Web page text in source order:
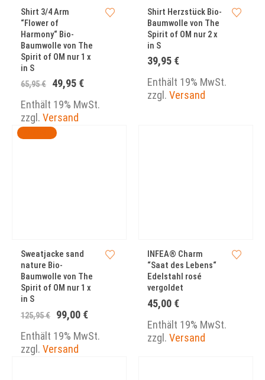
Shirt 3/4 Arm
“Flower of
Harmony“ Bio-
Baumwolle von The
Spirit of OM nur 1 x
in S
65,95€
Ursprünglicher
Preis
war:
65,95 €
49,95 €
ist:
Enthält 19% MwSt.
zzgl. Versand
Shirt Herzstück Bio-
Baumwolle von The
Spirit of OM nur 2 x
in S
39,95 €
Enthält 19% MwSt.
zzgl. Versand
Sweatjacke sand
nature Bio-
Baumwolle von The
Spirit of OM nur 1 x
in S
125,95€
Ursprünglicher
Preis
war:
125,95 €
99,00 €
ist:
Enthält 19% MwSt.
zzgl. Versand
INFEA® Charm
“Saat des Lebens“
Edelstahl rosé
vergoldet
45,00 €
Enthält 19% MwSt.
zzgl. Versand